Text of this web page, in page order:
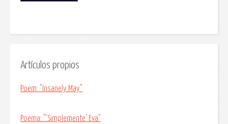
Artículos propios
Poem: "Insanely May"
Poema: "'Simplemente' Eva"